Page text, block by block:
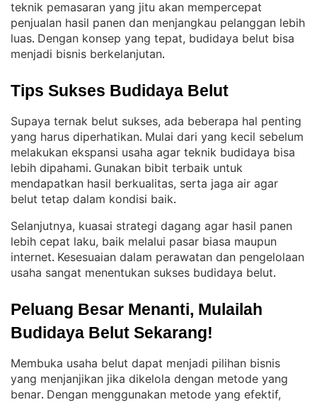
teknik pemasaran yang jitu akan mempercepat
penjualan hasil panen dan menjangkau pelanggan lebih
luas. Dengan konsep yang tepat, budidaya belut bisa
menjadi bisnis berkelanjutan.
Tips Sukses Budidaya Belut
Supaya ternak belut sukses, ada beberapa hal penting
yang harus diperhatikan. Mulai dari yang kecil sebelum
melakukan ekspansi usaha agar teknik budidaya bisa
lebih dipahami. Gunakan bibit terbaik untuk
mendapatkan hasil berkualitas, serta jaga air agar
belut tetap dalam kondisi baik.
Selanjutnya, kuasai strategi dagang agar hasil panen
lebih cepat laku, baik melalui pasar biasa maupun
internet. Kesesuaian dalam perawatan dan pengelolaan
usaha sangat menentukan sukses budidaya belut.
Peluang Besar Menanti, Mulailah
Budidaya Belut Sekarang!
Membuka usaha belut dapat menjadi pilihan bisnis
yang menjanjikan jika dikelola dengan metode yang
benar. Dengan menggunakan metode yang efektif,